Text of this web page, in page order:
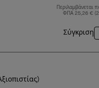
Περιλαμβάνεται
ΦΠΑ 25,26 €
Σύγκριση